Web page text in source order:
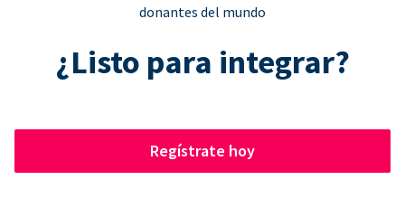
donantes del mundo
¿Listo para integrar?
Regístrate hoy